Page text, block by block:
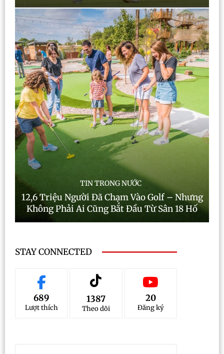
TIN TRONG NƯỚC
12,6 Triệu Người Đã Chạm Vào Golf – Nhưng
Không Phải Ai Cũng Bắt Đầu Từ Sân 18 Hố
STAY CONNECTED
689
Lượt thích
1387
Theo dõi
20
Đăng ký